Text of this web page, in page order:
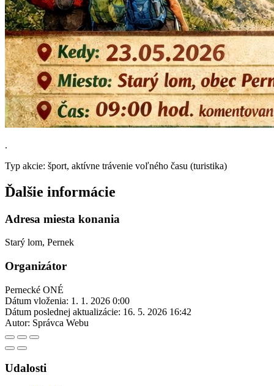
.
Typ akcie: šport, aktívne trávenie voľného času (turistika)
Ďalšie informácie
Adresa miesta konania
Starý lom, Pernek
Organizátor
Pernecké ONÉ
Dátum vloženia: 1. 1. 2026 0:00
Dátum poslednej aktualizácie: 16. 5. 2026 16:42
Autor: Správca Webu
Udalosti